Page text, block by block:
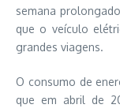
semana
que o veículo
grandes viagens.
O consumo de
que em abril de